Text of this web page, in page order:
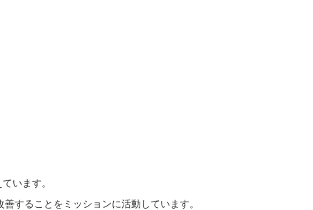
います。
することをミッションに活動しています。